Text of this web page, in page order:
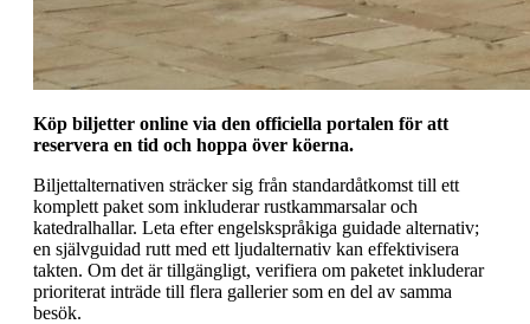
Köp biljetter online via den officiella portalen för att
reservera en tid och hoppa över köerna.
Biljettalternativen sträcker sig från standardåtkomst till ett
komplett paket som inkluderar rustkammarsalar och
katedralhallar. Leta efter engelskspråkiga guidade alternativ;
en självguidad rutt med ett ljudalternativ kan effektivisera
takten. Om det är tillgängligt, verifiera om paketet inkluderar
prioriterat inträde till flera gallerier som en del av samma
besök.